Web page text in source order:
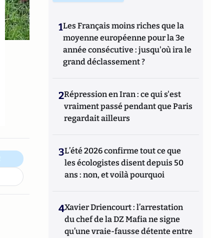
1Les Français moins riches que la
moyenne européenne pour la 3e
année consécutive : jusqu'où ira le
grand déclassement ?
2Répression en Iran : ce qui s'est
vraiment passé pendant que Paris
regardait ailleurs
3L’été 2026 confirme tout ce que
les écologistes disent depuis 50
ans : non, et voilà pourquoi
4Xavier Driencourt : l’arrestation
du chef de la DZ Mafia ne signe
qu’une vraie-fausse détente entre